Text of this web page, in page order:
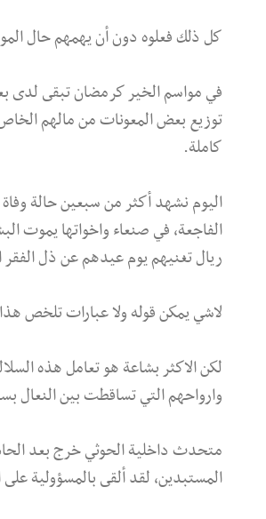
كل ذلك فعلوه دون أن يهمهم حال
في مواسم الخير كرمضان تبقى لدى
توزيع بعض المعونات من مالهم
كاملة.
اليوم نشهد أكثر من سبعين حالة
الفاجعة، في صنعاء واخواتها يموت
ريال تغنيهم يوم عيدهم عن ذل
لاشي يمكن قوله ولا عبارات تلخص
لكن الاكثر بشاعة هو تعامل هذه
وارواحهم التي تساقطت بين النعال
متحدث داخلية الحوثي خرج بعد
المستبدين، لقد ألقى بالمسؤولية